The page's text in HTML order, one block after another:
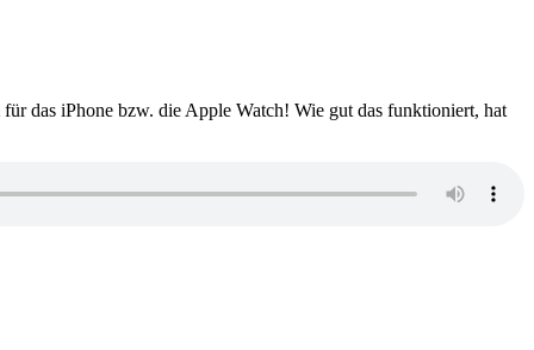
das iPhone bzw. die Apple Watch! Wie gut das funktioniert, hat